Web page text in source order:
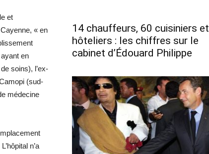
et
« en
ayant en
soins), l’ex-
(sud-
médecine
n’a
14 chauffeurs, 60 cuisiniers et
hôteliers : les chiffres sur le
cabinet d’Édouard Philippe